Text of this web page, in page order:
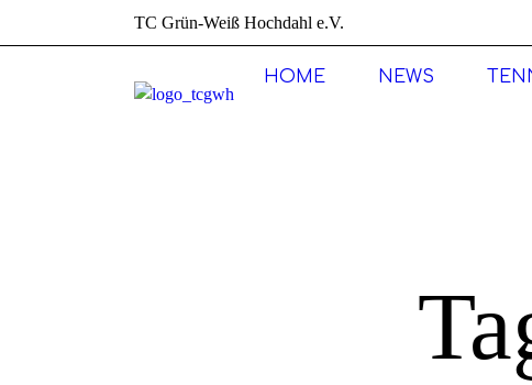
TC Grün-Weiß Hochdahl e.V.
HOME NEWS